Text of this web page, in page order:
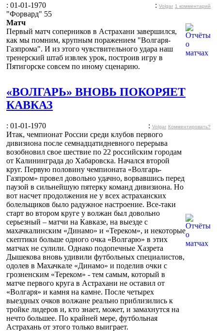
: 01-01-1970 : Volgar 1 комментарий
"Форвард" 55
Матч
Первый матч соперников в Астрахани завершился,
как мы помним, крупным поражением "Волгаря-
Газпрома". И из этого чувствительного удара наш
тренерский штаб извлек урок, построив игру в
Пятигорске совсем по иному сценарию.
«ВОЛГАРЬ» ВНОВЬ ПОКОРЯЕТ
КАВКАЗ
: 01-01-1970 : Volgar Комментировать?
Итак, чемпионат России среди клубов первого
дивизиона после семнадцатидневного перерыва
возобновил свое шествие по 22 российским городам
от Калининграда до Хабаровска. Начался второй
круг. Первую половину чемпионата «Волгарь-
Газпром» провел довольно удачно, ворвавшись перед
паузой в сильнейшую пятерку команд дивизиона. Но
вот насчет продолжения не у всех астраханских
болельщиков было радужное настроение. Все-таки
старт во втором круге у волжан был довольно
серьезный – матчи на Кавказе, на выезде с
махачкалинским «Динамо» и «Тереком», и некоторые
скептики больше одного очка «Волгарю» в этих
матчах не сулили. Однако подопечные Хазрета
Дышекова вновь удивили футбольных специалистов,
одолев в Махачкале «Динамо» и поделив очки с
грозненским «Тереком» - тем самым, который в
матче первого круга в Астрахани не оставил от
«Волгаря» и камня на камне. После четырех
выездных очков волжане реально приблизились к
тройке лидеров и, кто знает, может, и замахнутся на
нечто большее. По крайней мере, футбольная
Астрахань от этого только выиграет.